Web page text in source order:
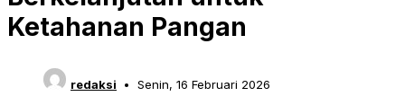
Ketahanan Pangan
redaksi Senin, 16 Februari 2026